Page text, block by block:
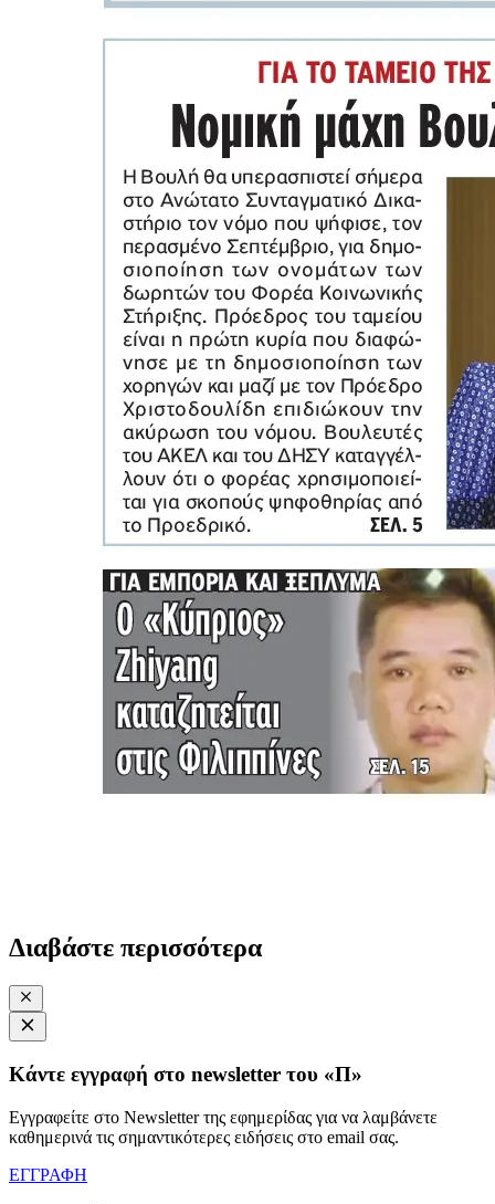
Διαβάστε περισσότερα
Κάντε εγγραφή στο newsletter του «Π»
Εγγραφείτε στο Newsletter της εφημερίδας για να λαμβάνετε
καθημερινά τις σημαντικότερες ειδήσεις στο email σας.
ΕΓΓΡΑΦΗ